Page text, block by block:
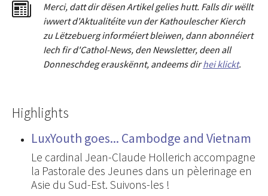
Merci, dattdir dësen Artikel gelies hutt. Falls dir wëllt
iwwert d'Aktualitéite vun der Kathoulescher Kierch
zu Lëtzebuerg informéiert bleiwen, dann abonnéiert
Iech fir d'Cathol-News, den Newsletter, deen all
Donneschdeg erauskënnt, andeems dirhei klickt.
Highlights
LuxYouth goes... Cambodge and Vietnam
Le cardinal Jean-Claude Hollerich accompagne
la Pastorale des Jeunes dans un pèlerinage en
Asie du Sud-Est. Suivons-les !